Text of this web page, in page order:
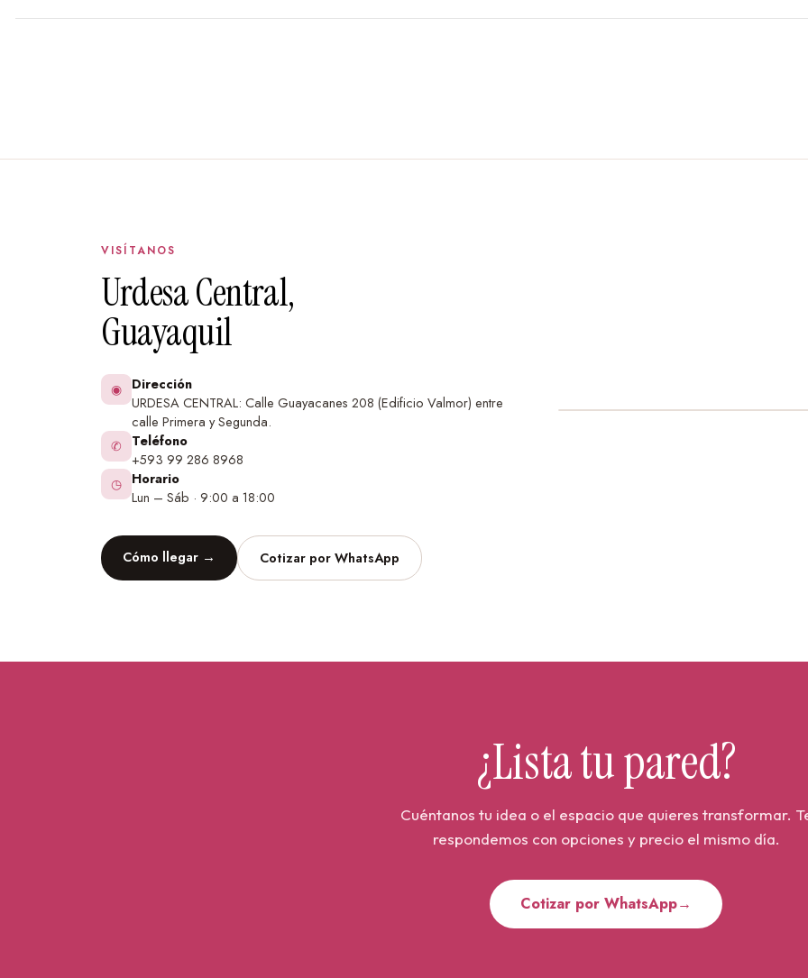
VISÍTANOS
Urdesa Central,
Guayaquil
◉ Dirección
URDESA CENTRAL: Calle Guayacanes 208 (Edificio Valmor) entre
calle Primera y Segunda.
✆
Teléfono
+593 99 286 8968
◷ Horario
Lun – Sáb · 9:00 a 18:00
Cómo llegar → Cotizar por WhatsApp
¿Lista tu pared?
Cuéntanos tu idea o el espacio que quieres transformar.
respondemos con opciones y precio el mismo día.
Cotizar por WhatsApp→